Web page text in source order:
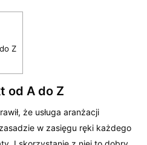
Z
od A do Z
że usługa aranżacji
w zasięgu ręki każdego